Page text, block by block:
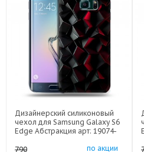
Дизайнерский силиконовый
чехол для Samsung Galaxy S6
Edge Абстракция арт: 19074-
790
по акции